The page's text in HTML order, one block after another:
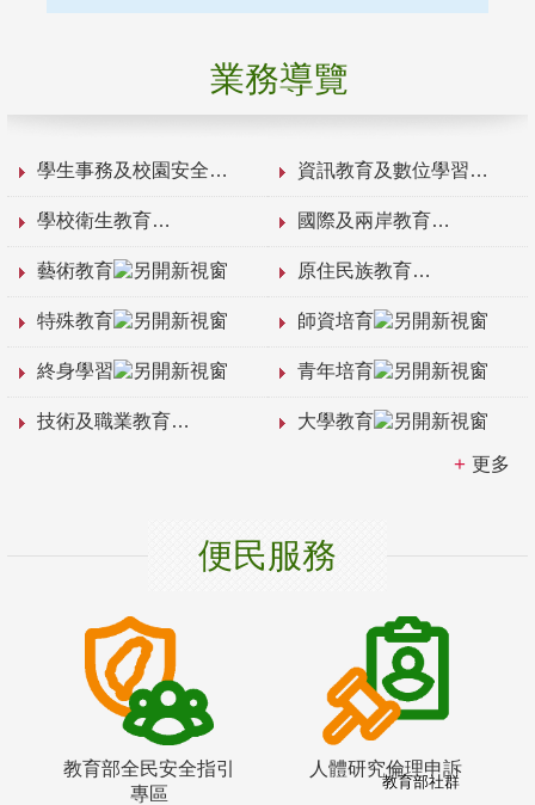
業務導覽
學生事務及校園安全 資訊教育及數位學習
學校衛生教育 國際及兩岸教育
藝術教育 原住民族教育
特殊教育 師資培育
終身學習 青年培育
技術及職業教育 大學教育
更多
便民服務
教育部全民安全指引
專區
人體研究倫理申訴
教育部社群